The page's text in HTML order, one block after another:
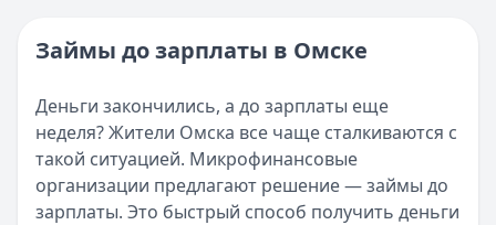
Категория:МФО и микрозаймы
Все статьи
Возврат переплаты в «Займере»: актуальная
Опубликовано:5 декабря 2025 г.
Категория:МФО
Читать новость
Срочный микрозайм 15 000 ₽ на карту: свежая
Кратко:Нужны 15 000 рублей на карту прямо сегодня?
Займы до зарплаты в Омске
Деньги закончились, а до зарплаты еще
неделя? Жители Омска все чаще сталкиваются с
такой ситуацией. Микрофинансовые
организации предлагают решение — займы до
зарплаты. Это быстрый способ получить деньги